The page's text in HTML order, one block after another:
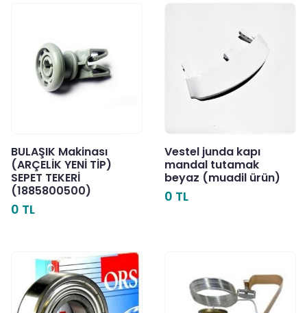
BULAŞIK Makinası
(ARÇELİK YENİ TİP)
SEPET TEKERİ
(1885800500)
0 TL
Vestel junda kapı
mandal tutamak
beyaz (muadil ürün)
0 TL